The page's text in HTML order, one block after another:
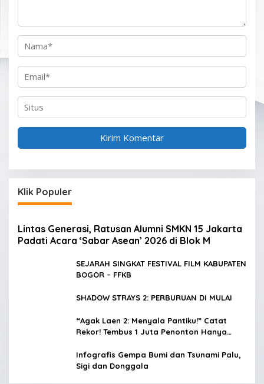
Klik Populer
Lintas Generasi, Ratusan Alumni SMKN 15 Jakarta
Padati Acara ‘Sabar Asean’ 2026 di Blok M
SEJARAH SINGKAT FESTIVAL FILM KABUPATEN
BOGOR – FFKB
SHADOW STRAYS 2: PERBURUAN DI MULAI
“Agak Laen 2: Menyala Pantiku!” Catat
Rekor! Tembus 1 Juta Penonton Hanya
Infografis Gempa Bumi dan Tsunami Palu,
Sigi dan Donggala